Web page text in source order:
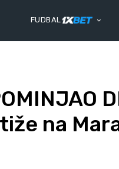
FUDBAL
na